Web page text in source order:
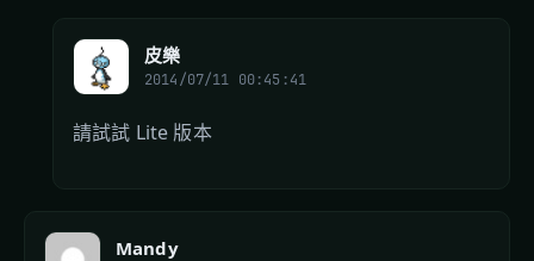
皮樂
2014/07/11 00:45:41
請試試 Lite 版本
Mandy